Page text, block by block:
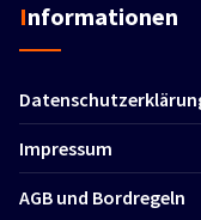
Informationen
Impressum
AGB und Bordregeln